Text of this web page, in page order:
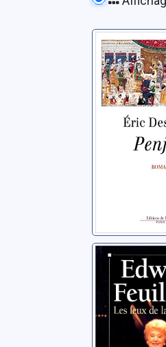
Penjab
Deschodt,
Les feux
mémoire
Feuillère,